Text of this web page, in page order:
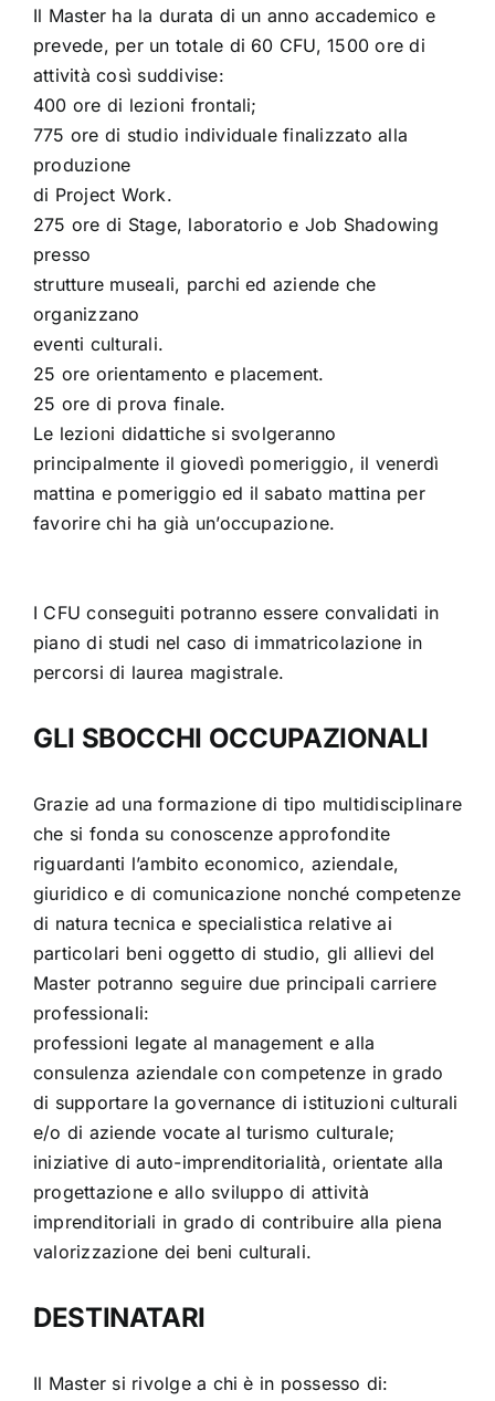
Il Master ha la durata di un anno accademico e
prevede, per un totale di 60 CFU, 1500 ore di
attività così suddivise:
400 ore di lezioni frontali;
775 ore di studio individuale finalizzato alla
produzione
di Project Work.
275 ore di Stage, laboratorio e Job Shadowing
presso
strutture museali, parchi ed aziende che
organizzano
eventi culturali.
25 ore orientamento e placement.
25 ore di prova finale.
Le lezioni didattiche si svolgeranno
principalmente il giovedì pomeriggio, il venerdì
mattina e pomeriggio ed il sabato mattina per
favorire chi ha già un’occupazione.
I CFU conseguiti potranno essere convalidati in
piano di studi nel caso di immatricolazione in
percorsi di laurea magistrale.
GLI SBOCCHI OCCUPAZIONALI
Grazie ad una formazione di tipo multidisciplinare
che si fonda su conoscenze approfondite
riguardanti l’ambito economico, aziendale,
giuridico e di comunicazione nonché competenze
di natura tecnica e specialistica relative ai
particolari beni oggetto di studio, gli allievi del
Master potranno seguire due principali carriere
professionali:
professioni legate al management e alla
consulenza aziendale con competenze in grado
di supportare la governance di istituzioni culturali
e/o di aziende vocate al turismo culturale;
iniziative di auto-imprenditorialità, orientate alla
progettazione e allo sviluppo di attività
imprenditoriali in grado di contribuire alla piena
valorizzazione dei beni culturali.
DESTINATARI
Il Master si rivolge a chi è in possesso di: